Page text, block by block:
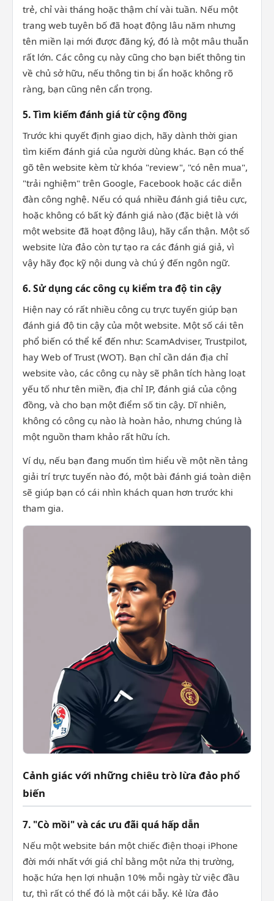
trẻ, chỉ vài tháng hoặc thậm chí vài tuần. Nếu một
trang web tuyên bố đã hoạt động lâu năm nhưng
tên miền lại mới được đăng ký, đó là một mâu thuẫn
rất lớn. Các công cụ này cũng cho bạn biết thông tin
về chủ sở hữu, nếu thông tin bị ẩn hoặc không rõ
ràng, bạn cũng nên cẩn trọng.
5. Tìm kiếm đánh giá từ cộng đồng
Trước khi quyết định giao dịch, hãy dành thời gian
tìm kiếm đánh giá của người dùng khác. Bạn có thể
gõ tên website kèm từ khóa "review", "có nên mua",
"trải nghiệm" trên Google, Facebook hoặc các diễn
đàn công nghệ. Nếu có quá nhiều đánh giá tiêu cực,
hoặc không có bất kỳ đánh giá nào (đặc biệt là với
một website đã hoạt động lâu), hãy cẩn thận. Một số
website lừa đảo còn tự tạo ra các đánh giá giả, vì
vậy hãy đọc kỹ nội dung và chú ý đến ngôn ngữ.
6. Sử dụng các công cụ kiểm tra độ tin cậy
Hiện nay có rất nhiều công cụ trực tuyến giúp bạn
đánh giá độ tin cậy của một website. Một số cái tên
phổ biến có thể kể đến như: ScamAdviser, Trustpilot,
hay Web of Trust (WOT). Bạn chỉ cần dán địa chỉ
website vào, các công cụ này sẽ phân tích hàng loạt
yếu tố như tên miền, địa chỉ IP, đánh giá của cộng
đồng, và cho bạn một điểm số tin cậy. Dĩ nhiên,
không có công cụ nào là hoàn hảo, nhưng chúng là
một nguồn tham khảo rất hữu ích.
Ví dụ, nếu bạn đang muốn tìm hiểu về một nền tảng
giải trí trực tuyến nào đó, một bài đánh giá toàn diện
sẽ giúp bạn có cái nhìn khách quan hơn trước khi
tham gia.
Cảnh giác với những chiêu trò lừa đảo phổ
biến
7. "Cò mồi" và các ưu đãi quá hấp dẫn
Nếu một website bán một chiếc điện thoại iPhone
đời mới nhất với giá chỉ bằng một nửa thị trường,
hoặc hứa hẹn lợi nhuận 10% mỗi ngày từ việc đầu
tư, thì rất có thể đó là một cái bẫy. Kẻ lừa đảo